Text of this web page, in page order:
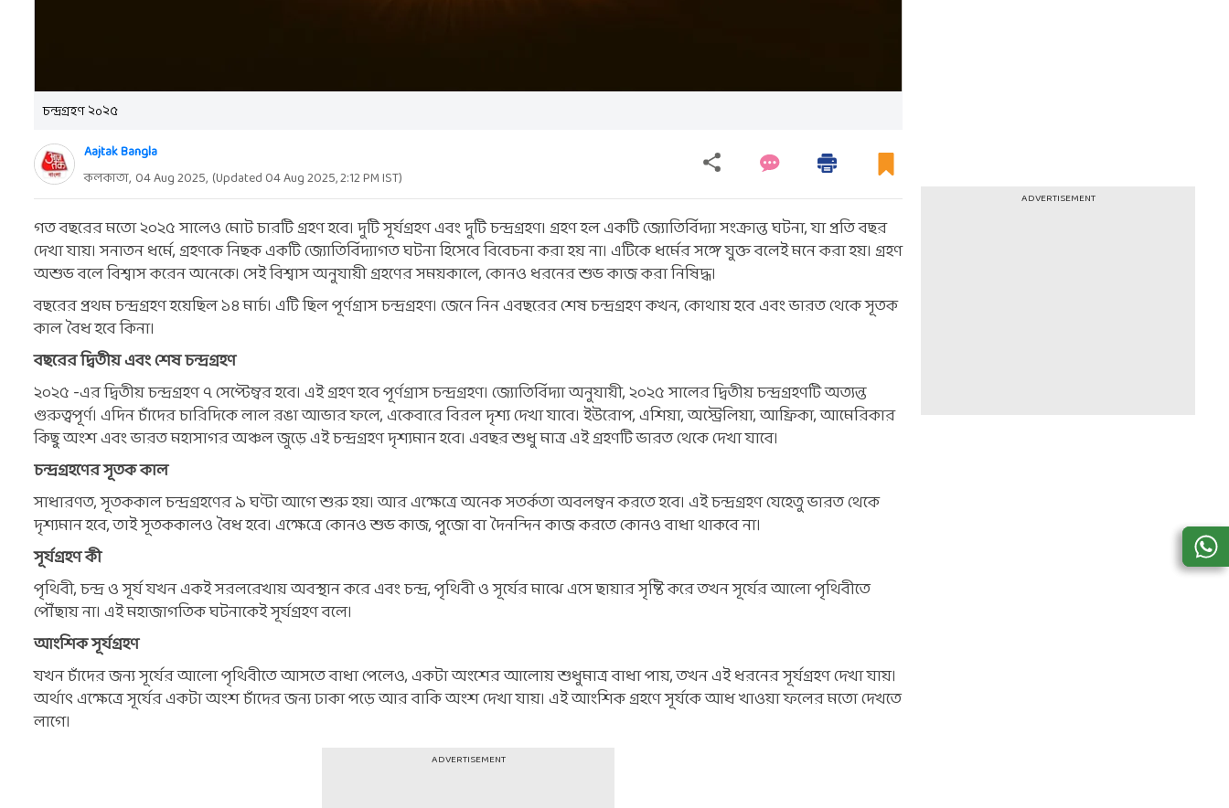
চন্দ্রগ্রহণ ২০২৫
Aajtak Bangla
কলকাতা, 04 Aug 2025, (Updated 04 Aug 2025, 2:12 PMIST)
গত বছরের মতো ২০২৫ সালেও মোট চারটি গ্রহণ হবে। দুটি সূর্যগ্রহণ এবং দুটি চন্দ্রগ্রহণ৷ গ্রহণ হল একটি জ্যোতির্বিদ্যা সংক্রান্ত ঘটনা, যা প্রতি বছর
দেখা যায়। সনাতন ধর্মে, গ্রহণকে নিছক একটি জ্যোতির্বিদ্যাগত ঘটনা হিসেবে বিবেচনা করা হয় না। এটিকে ধর্মের সঙ্গে যুক্ত বলেই মনে করা হয়। গ্রহণ
অশুভ বলে বিশ্বাস করেন অনেকে। সেই বিশ্বাস অনুযায়ী গ্রহণের সময়কালে, কোনও ধরনের শুভ কাজ করা নিষিদ্ধ।
বছরের প্রথম চন্দ্রগ্রহণ হয়েছিল ১৪ মার্চ। এটি ছিল পূর্ণগ্রাস চন্দ্রগ্রহণ। জেনে নিন এবছরের শেষ চন্দ্রগ্রহণ কখন, কোথায় হবে এবং ভারত থেকে সূতক
কাল বৈধ হবে কিনা।
বছরের দ্বিতীয় এবং শেষ চন্দ্রগ্রহণ
২০২৫ -এর দ্বিতীয় চন্দ্রগ্রহণ ৭ সেপ্টেম্বর হবে। এই গ্রহণ হবে পূর্ণগ্রাস চন্দ্রগ্রহণ। জ্যোতির্বিদ্যা অনুযায়ী, ২০২৫ সালের দ্বিতীয় চন্দ্রগ্রহণটি অত্যন্ত
গুরুত্বপূর্ণ। এদিন চাঁদের চারিদিকে লাল রঙা আভার ফলে, একেবারে বিরল দৃশ্য দেখা যাবে। ইউরোপ, এশিয়া, অস্ট্রেলিয়া, আফ্রিকা, আমেরিকার
কিছু অংশ এবং ভারত মহাসাগর অঞ্চল জুড়ে এই চন্দ্রগ্রহণ দৃশ্যমান হবে। এবছর শুধু মাত্র এই গ্রহণটি ভারত থেকে দেখা যাবে।
চন্দ্রগ্রহণের সূতক কাল
সাধারণত, সূতককাল চন্দ্রগ্রহণের ৯ ঘণ্টা আগে শুরু হয়। আর এক্ষেত্রে অনেক সতর্কতা অবলম্বন করতে হবে। এই চন্দ্রগ্রহণ যেহেতু ভারত থেকে
দৃশ্যমান হবে, তাই সূতককালও বৈধ হবে। এক্ষেত্রে কোনও শুভ কাজ, পুজো বা দৈনন্দিন কাজ করতে কোনও বাধা থাকবে না।
সূর্যগ্রহণ কী
পৃথিবী, চন্দ্র ও সূর্য যখন একই সরলরেখায় অবস্থান করে এবং চন্দ্র, পৃথিবী ও সূর্যের মাঝে এসে ছায়ার সৃষ্টি করে তখন সূর্যের আলো পৃথিবীতে
পৌঁছায় না। এই মহাজাগতিক ঘটনাকেই সূর্যগ্রহণ বলে।
আংশিক সূর্যগ্রহণ
যখন চাঁদের জন্য সূর্যের আলো পৃথিবীতে আসতে বাধা পেলেও, একটা অংশের আলোয় শুধুমাত্র বাধা পায়, তখন এই ধরনের সূর্যগ্রহণ দেখা যায়।
অর্থাত্‍ এক্ষেত্রে সূর্যের একটা অংশ চাঁদের জন্য ঢাকা পড়ে আর বাকি অংশ দেখা যায়। এই আংশিক গ্রহণে সূর্যকে আধ খাওয়া ফলের মতো দেখতে
লাগে।
ADVERTISEMENT
ADVERTISEMENT